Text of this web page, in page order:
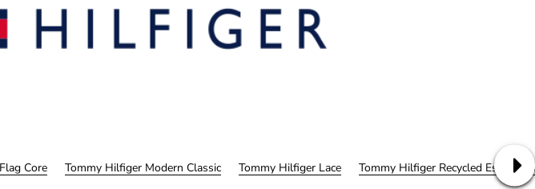
Core Tommy Hilfiger Modern Classic Tommy Hilfiger Lace Tommy Hilfiger Recycled Essentials